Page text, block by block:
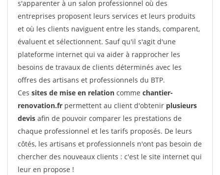
s'apparenter à un salon professionnel où des
entreprises proposent leurs services et leurs produits
et où les clients naviguent entre les stands, comparent,
évaluent et sélectionnent. Sauf qu'il s'agit d'une
plateforme internet qui va aider à rapprocher les
besoins de travaux de clients déterminés avec les
offres des artisans et professionnels du BTP.
Ces sites de mise en relation comme chantier-
renovation.fr permettent au client d'obtenir plusieurs
devis afin de pouvoir comparer les prestations de
chaque professionnel et les tarifs proposés. De leurs
côtés, les artisans et professionnels n'ont pas besoin de
chercher des nouveaux clients : c'est le site internet qui
leur en propose !